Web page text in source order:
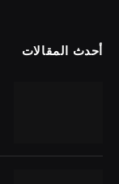
أحدث المقالات